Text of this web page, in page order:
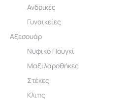
Ανδρικές
Γυναικείες
Αξεσουάρ
Νυφικό Πουγκί
Μαξιλαροθήκες
Στέκες
Κλιπς